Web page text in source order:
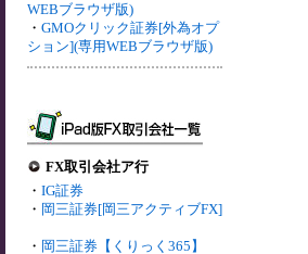
WEBブラウザ版)
・ GMOクリック証券[外為オプ
ション](専用WEBブラウザ版)
FX取引会社ア行
・ IG証券
・ 岡三証券[岡三アクティブFX]
・ 岡三証券【くりっく365】